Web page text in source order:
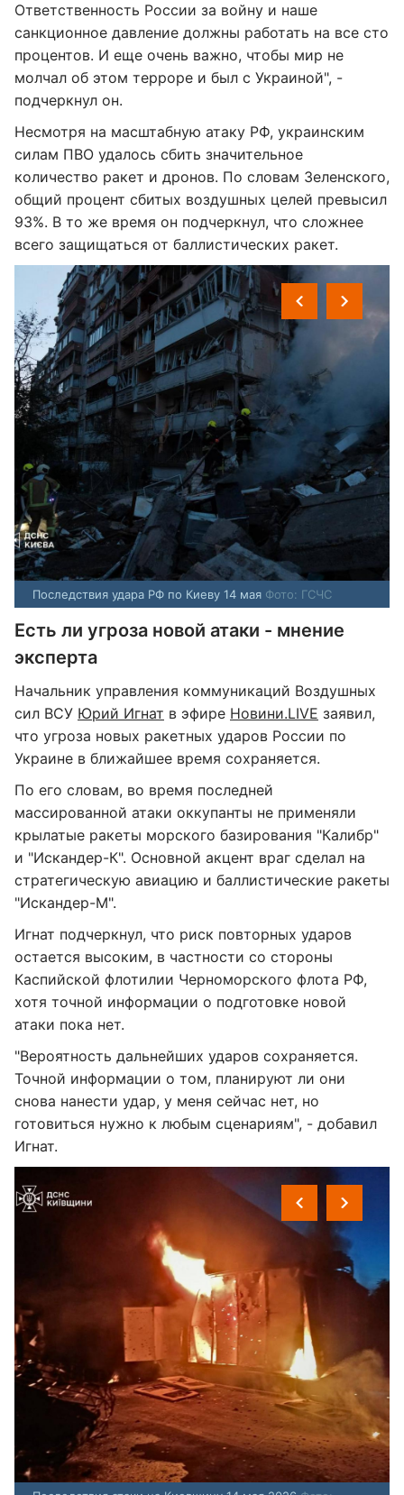
Ответственность России за войну и наше
санкционное давление должны работать на все сто
процентов. И еще очень важно, чтобы мир не
молчал об этом терроре и был с Украиной", -
подчеркнул он.
Несмотря на масштабную атаку РФ, украинским
силам ПВО удалось сбить значительное
количество ракет и дронов. По словам Зеленского,
общий процент сбитых воздушных целей превысил
93%. В то же время он подчеркнул, что сложнее
всего защищаться от баллистических ракет.
Последствия удара РФ по Киеву 14 мая Фото: ГСЧС
Есть ли угроза новой атаки - мнение
эксперта
Начальник управления коммуникаций Воздушных
сил ВСУ Юрий Игнат в эфире Новини.LIVE заявил,
что угроза новых ракетных ударов России по
Украине в ближайшее время сохраняется.
По его словам, во время последней
массированной атаки оккупанты не применяли
крылатые ракеты морского базирования "Калибр"
и "Искандер-К". Основной акцент враг сделал на
стратегическую авиацию и баллистические ракеты
"Искандер-М".
Игнат подчеркнул, что риск повторных ударов
остается высоким, в частности со стороны
Каспийской флотилии Черноморского флота РФ,
хотя точной информации о подготовке новой
атаки пока нет.
"Вероятность дальнейших ударов сохраняется.
Точной информации о том, планируют ли они
снова нанести удар, у меня сейчас нет, но
готовиться нужно к любым сценариям", - добавил
Игнат.